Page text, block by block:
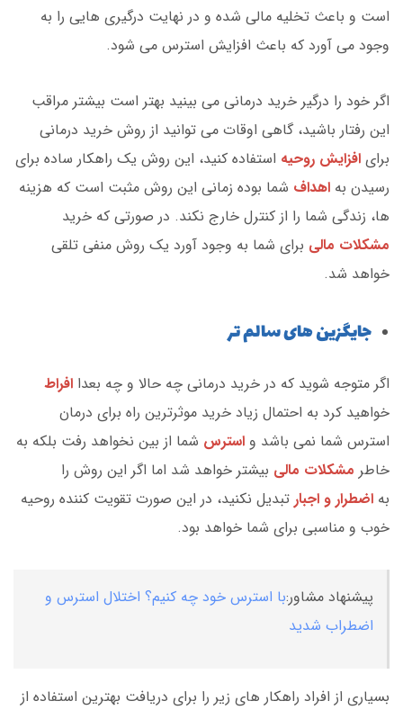
است و باعث تخلیه مالی شده و در نهایت درگیری هایی را به
وجود می آورد که باعث افزایش استرس می شود.
اگر خود را درگیر خرید درمانی می بینید بهتر است بیشتر مراقب
این رفتار باشید، گاهی اوقات می توانید از روش خرید درمانی
برای افزایش روحیه استفاده کنید، این روش یک راهکار ساده برای
رسیدن به اهداف شما بوده زمانی این روش مثبت است که هزینه
ها، زندگی شما را از کنترل خارج نکند. در صورتی که خرید
مشکلات مالی برای شما به وجود آورد یک روش منفی تلقی
خواهد شد.
جایگزین های سالم تر
اگر متوجه شوید که در خرید درمانی چه حالا و چه بعدا افراط
خواهید کرد به احتمال زیاد خرید موثرترین راه برای درمان
استرس شما نمی باشد و استرس شما از بین نخواهد رفت بلکه به
خاطر مشکلات مالی بیشتر خواهد شد اما اگر این روش را
به اضطرار و اجبار تبدیل نکنید، در این صورت تقویت کننده روحیه
خوب و مناسبی برای شما خواهد بود.
پیشنهاد مشاور:با استرس خود چه کنیم؟ اختلال استرس و
اضطراب شدید
بسیاری از افراد راهکار های زیر را برای دریافت بهترین استفاده از